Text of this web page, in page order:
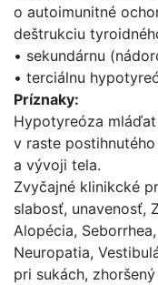
o autoimunitné
deštrukciu
• sekundárnu
• terciálnu
Príznaky:
Hypotyreóza
v raste
a vývoji tela.
Zvyčajné klinikcké
slabosť, unavenosť,
Alopécia,
Neuropatia,
pri sukách,